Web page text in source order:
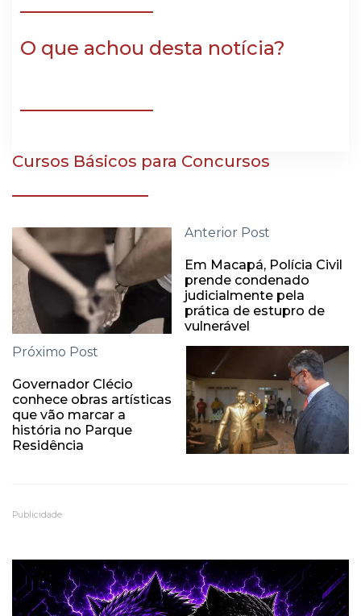
O que achou desta notícia?
Cursos Básicos para Concursos
Anterior Post
Em Macapá, Polícia Civil
prende condenado
judicialmente pela
prática de estupro de
vulnerável
Próximo Post
Governador Clécio
conhece obras artísticas
que vão marcar a
história no Parque
Residência
Publicidade